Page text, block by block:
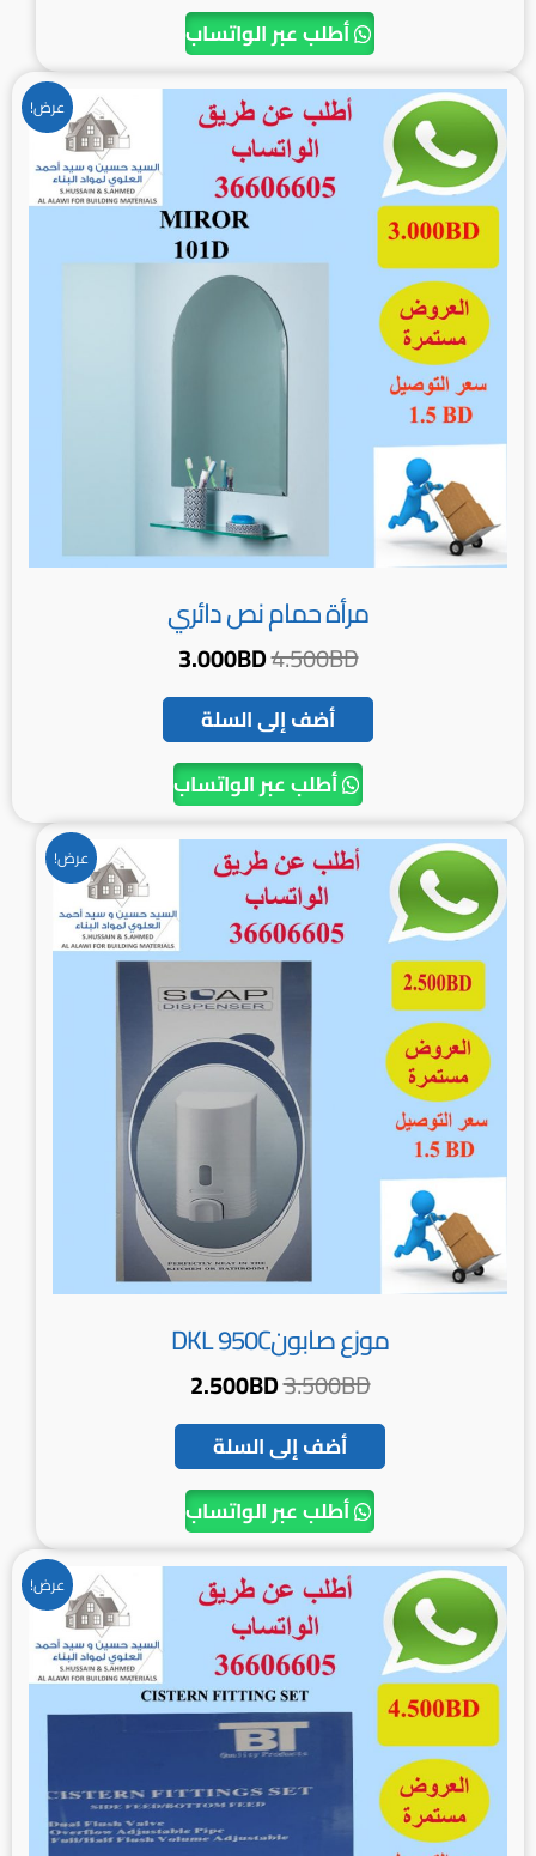
أطلب عبر الواتساب
عرض!
مرأة حمام نص دائري
4.500BD
السعر
الأصلي
هو:
4.500BD.
3.000BD
السعر
الحالي
3.000BD.
أضف إلى السلة
أطلب عبر الواتساب
عرض!
موزع صابونDKL 950C
3.500BD
السعر
الأصلي
هو:
3.500BD.
2.500BD
السعر
الحالي
هو:
2.500BD.
أضف إلى السلة
أطلب عبر الواتساب
عرض! السعر
الأصلي
هو:
6.500BD.
السعر
الحالي
4.500BD.